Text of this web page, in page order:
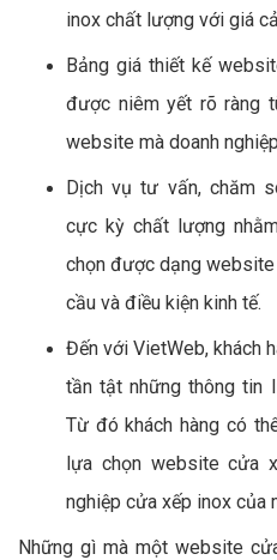
inox chất lượng với giá
Bảng giá thiết kế
được niêm yết rõ ràng
website mà doanh
Dịch vụ tư vấn, chăm
cực kỳ chất lượng
chọn được dạng
cầu và điều kiện kinh tế.
Đến với VietWeb, khách
tần tật những thông tin
Từ đó khách hàng có
lựa chọn website cửa
nghiệp cửa xếp inox của
Những gì mà một website